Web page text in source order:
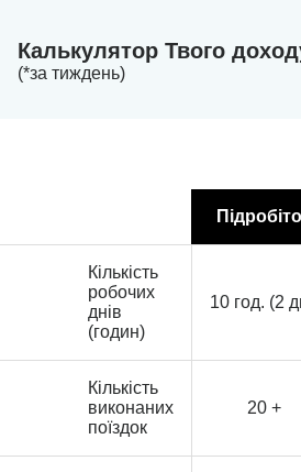
Калькулятор Твого
(*за тиждень)
Кількість
робочих
днів
(годин)
10 год. (2
Кількість
виконаних
поїздок
20 +